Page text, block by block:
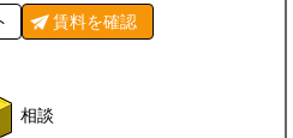
賃料を確認
相談